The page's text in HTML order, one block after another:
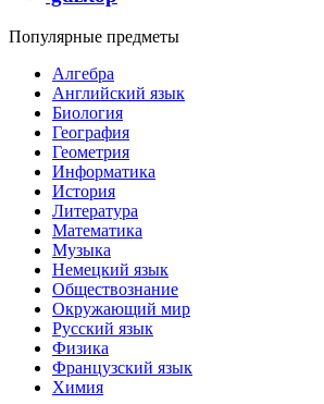
Популярные предметы
Алгебра
Английский язык
Биология
География
Геометрия
Информатика
История
Литература
Математика
Музыка
Немецкий язык
Обществознание
Окружающий мир
Русский язык
Физика
Французский язык
Химия